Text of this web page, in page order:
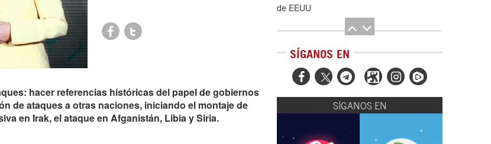
hacer referencias históricas del papel de gobiernos
de ataques a otras naciones, iniciando el montaje de
en Irak, el ataque en Afganistán, Libia y Siria.
de EEUU
El Hombre eterno | Parte 2
SÍGANOS EN
  
SÍGANOS EN